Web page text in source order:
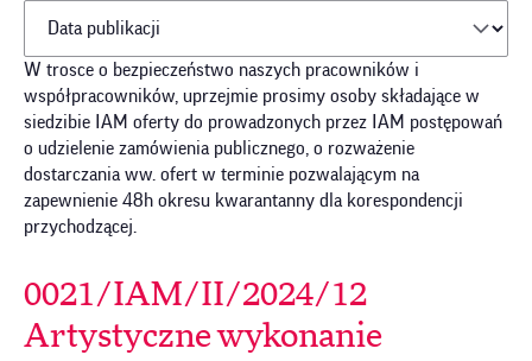
W trosce o bezpieczeństwo naszych pracowników i
współpracowników, uprzejmie prosimy osoby składające w
siedzibie IAM oferty do prowadzonych przez IAM postępowań
o udzielenie zamówienia publicznego, o rozważenie
dostarczania ww. ofert w terminie pozwalającym na
zapewnienie 48h okresu kwarantanny dla korespondencji
przychodzącej.
0021/IAM/II/2024/12
Artystyczne wykonanie